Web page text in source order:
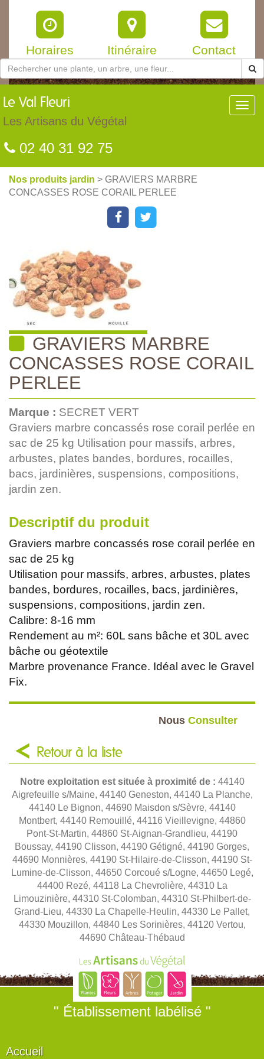
Horaires Itinéraire Contact
Le Val Fleuri
Les Artisans du Végétal
02 40 31 92 75
Nos produits jardin > GRAVIERS MARBRE
CONCASSES ROSE CORAIL PERLEE
GRAVIERS MARBRE
CONCASSES ROSE CORAIL
PERLEE
Marque : SECRET VERT
Graviers marbre concassés rose corail perlée en
sac de 25 kg Utilisation pour massifs, arbres,
arbustes, plates bandes, bordures, rocailles,
bacs, jardinières, suspensions, compositions,
jardin zen.
Descriptif du produit
Graviers marbre concassés rose corail perlée en
sac de 25 kg
Utilisation pour massifs, arbres, arbustes, plates
bandes, bordures, rocailles, bacs, jardinières,
suspensions, compositions, jardin zen.
Calibre: 8-16 mm
Rendement au m²: 60L sans bâche et 30L avec
bâche ou géotextile
Marbre provenance France. Idéal avec le Gravel
Fix.
Nous Consulter
Retour à la liste
Notre exploitation est située à proximité de : 44140
Aigrefeuille s/Maine, 44140 Geneston, 44140 La Planche,
44140 Le Bignon, 44690 Maisdon s/Sèvre, 44140
Montbert, 44140 Remouillé, 44116 Vieillevigne, 44860
Pont-St-Martin, 44860 St-Aignan-Grandlieu, 44190
Boussay, 44190 Clisson, 44190 Gétigné, 44190 Gorges,
44690 Monnières, 44190 St-Hilaire-de-Clisson, 44190 St-
Lumine-de-Clisson, 44650 Corcoué s/Logne, 44650 Legé,
44400 Rezé, 44118 La Chevrolière, 44310 La
Limouzinière, 44310 St-Colomban, 44310 St-Philbert-de-
Grand-Lieu, 44330 La Chapelle-Heulin, 44330 Le Pallet,
44330 Mouzillon, 44840 Les Sorinières, 44120 Vertou,
44690 Château-Thébaud
" Établissement labélisé "
Accueil